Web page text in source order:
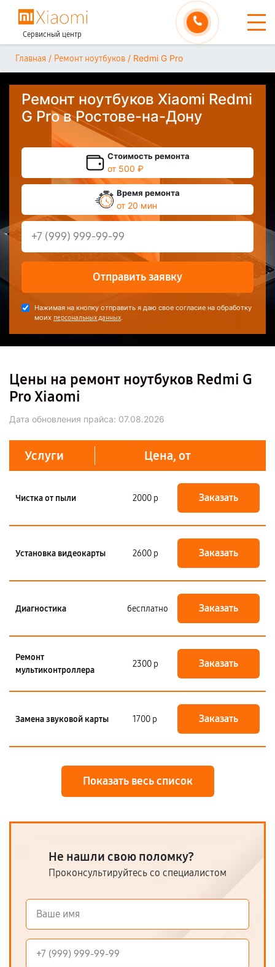
Сервисный центр
Главная / Ремонт ноутбуков / Redmi G Pro
Ремонт ноутбуков Xiaomi Redmi
G Pro в Ростове-на-Дону
Стоимость ремонта
от 500 ₽
Время ремонта
от 20 мин
Отправить заявку
Нажимая на кнопку отправить я даю свое согласие на обработку
моих персональных данных.
Цены на ремонт ноутбуков Redmi G
Pro Xiaomi
Дата обновления прайса: 07.08.2026
Услуги Цена, от
Чистка от пыли 2000 р Заказать
Установка видеокарты 2600 р Заказать
Диагностика бесплатно Заказать
Ремонт
мультиконтроллера
2300 р Заказать
Замена звуковой карты 1700 р Заказать
Показать весь список
Не нашли свою поломку?
Проконсультируйтесь со специалистом